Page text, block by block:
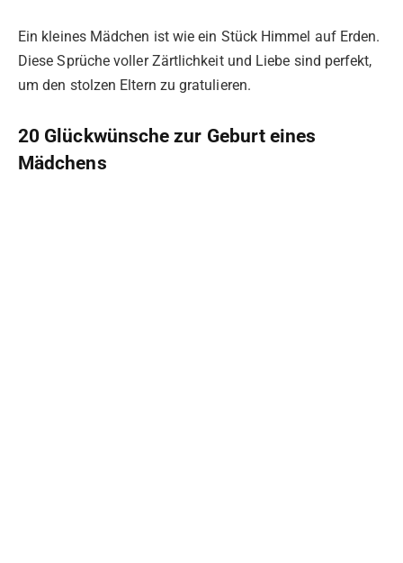
Ein kleines Mädchen ist wie ein Stück Himmel auf Erden.
Diese Sprüche voller Zärtlichkeit und Liebe sind perfekt,
um den stolzen Eltern zu gratulieren.
20 Glückwünsche zur Geburt eines
Mädchens